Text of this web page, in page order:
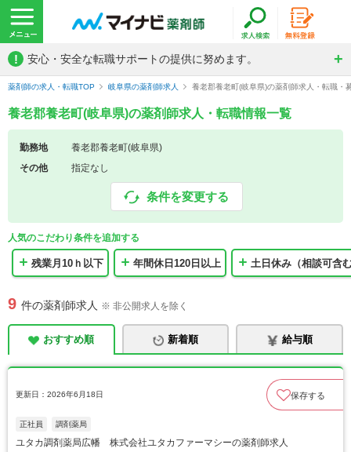
! 安心・安全な転職サポートの提供に努めます。
薬剤師の求人・転職TOP 岐阜県の薬剤師求人 養老郡養老町(岐阜県)の薬剤師求人・転職・
養老郡養老町(岐阜県)の薬剤師求人・転職情報一覧
勤務地
養老郡養老町(岐阜県)
その他
指定なし
条件を変更する
人気のこだわり条件を追加する
残業月10ｈ以下 年間休日120日以上 土日休み（相談可含
9 件の薬剤師求人 ※ 非公開求人を除く
おすすめ順 新着順 給与順
更新日：2026年6月18日 保存する
正社員 調剤薬局
ユタカ調剤薬局広幡 株式会社ユタカファーマシーの薬剤師求人